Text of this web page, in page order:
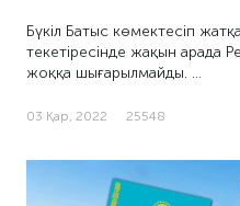
Бүкіл Батыс көмектесіп
текетіресінде жақын арада
жоққа шығарылмайды. …
03 Қар, 2022 25548